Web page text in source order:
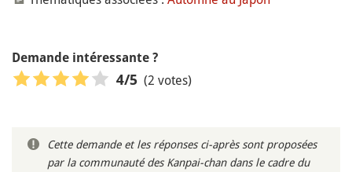
Demande intéressante ?
4/5 (2 votes)
Cette demande et les réponses ci-après sont proposées
par la communauté des Kanpai-chan dans le cadre du